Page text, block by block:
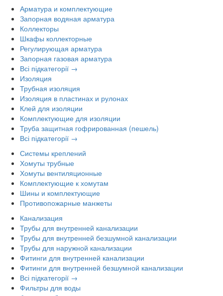
Арматура и комплектующие
Запорная водяная арматура
Коллекторы
Шкафы коллекторные
Регулирующая арматура
Запорная газовая арматура
Всі підкатегорії →
Изоляция
Трубная изоляция
Изоляция в пластинах и рулонах
Клей для изоляции
Комплектующие для изоляции
Труба защитная гофрированная (пешель)
Всі підкатегорії →
Системы креплений
Хомуты трубные
Хомуты вентиляционные
Комплектующие к хомутам
Шины и комплектующие
Противопожарные манжеты
Канализация
Трубы для внутренней канализации
Трубы для внутренней безшумной канализации
Трубы для наружной канализации
Фитинги для внутренней канализации
Фитинги для внутренней безшумной канализации
Всі підкатегорії →
Фильтры для воды